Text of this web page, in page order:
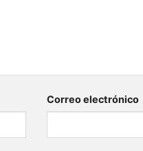
Correo electrónico